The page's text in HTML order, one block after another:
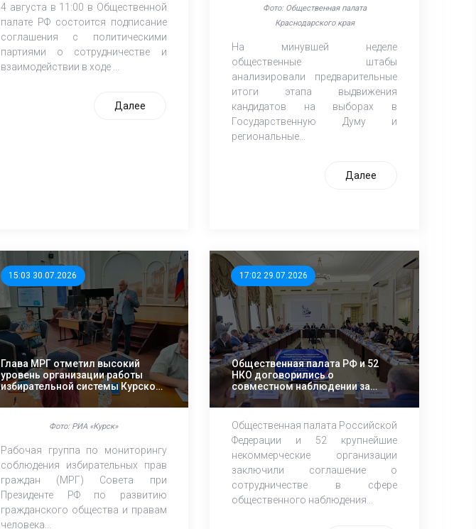
4 августа в 11:00 в Общественной
палате РФ состоится подписание
соглашения с политическими
партиями о сотрудничестве и
взаимодействии в ходе ...
Далее
Фото: Общественная палата
Краснодарского края
На минувшей неделе
общественные штабы
анализировали предварительные
итоги этапа выдвижения
кандидатов на выборах в
Государственную Думу и
региональные...
Далее
15:03 30.07.2026
Глава МРГ отметил высокий
уровень организации работы
избирательной системы Курской
области
Фото: РИА «Курск»
Рабочая группа по мониторингу
соблюдения избирательных прав
граждан (МРГ) Совета при
Президенте РФ по развитию
гражданского общества и правам
человека...
17:02 29.07.2026
Общественная палата РФ и 52
НКО договорились о
совместном наблюдении за
осенними выборами
Общественная палата Российской
Федерации и 52 крупнейшие
некоммерческие организации
заключили соглашение о
сотрудничестве в сфере
общественного наблюдения...